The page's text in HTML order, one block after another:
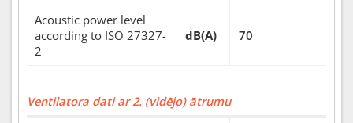
Acoustic power level
according to ISO 27327-
2
dB(A) 70
Ventilatora dati ar 2. (vidējo) ātrumu